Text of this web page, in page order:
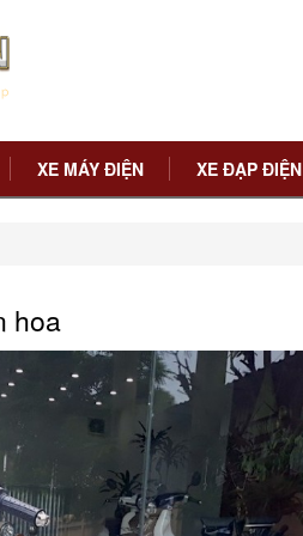
XE MÁY ĐIỆN XE ĐẠP ĐIỆN
hoa